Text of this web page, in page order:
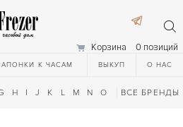
Корзина 0 позиций
К ЧАСАМ ВЫКУП О НАС
H I J K L M N O Q R S T
ВСЕ БРЕНДЫ